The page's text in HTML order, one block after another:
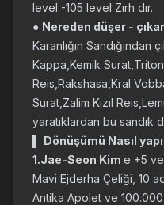
level -105 level Zırh dır.
● Nereden düşer - çıkar
Karanlığın Sandığından
Kappa,Kemik
Reis,Rakshasa,Kral
Surat,Zalim Kızıl
yaratıklardan bu sandık
Dönüşümü Nasıl
1.Jae-Seon Kim e +5
Mavi Ejderha Çeliği, 10
Antika Apolet ve